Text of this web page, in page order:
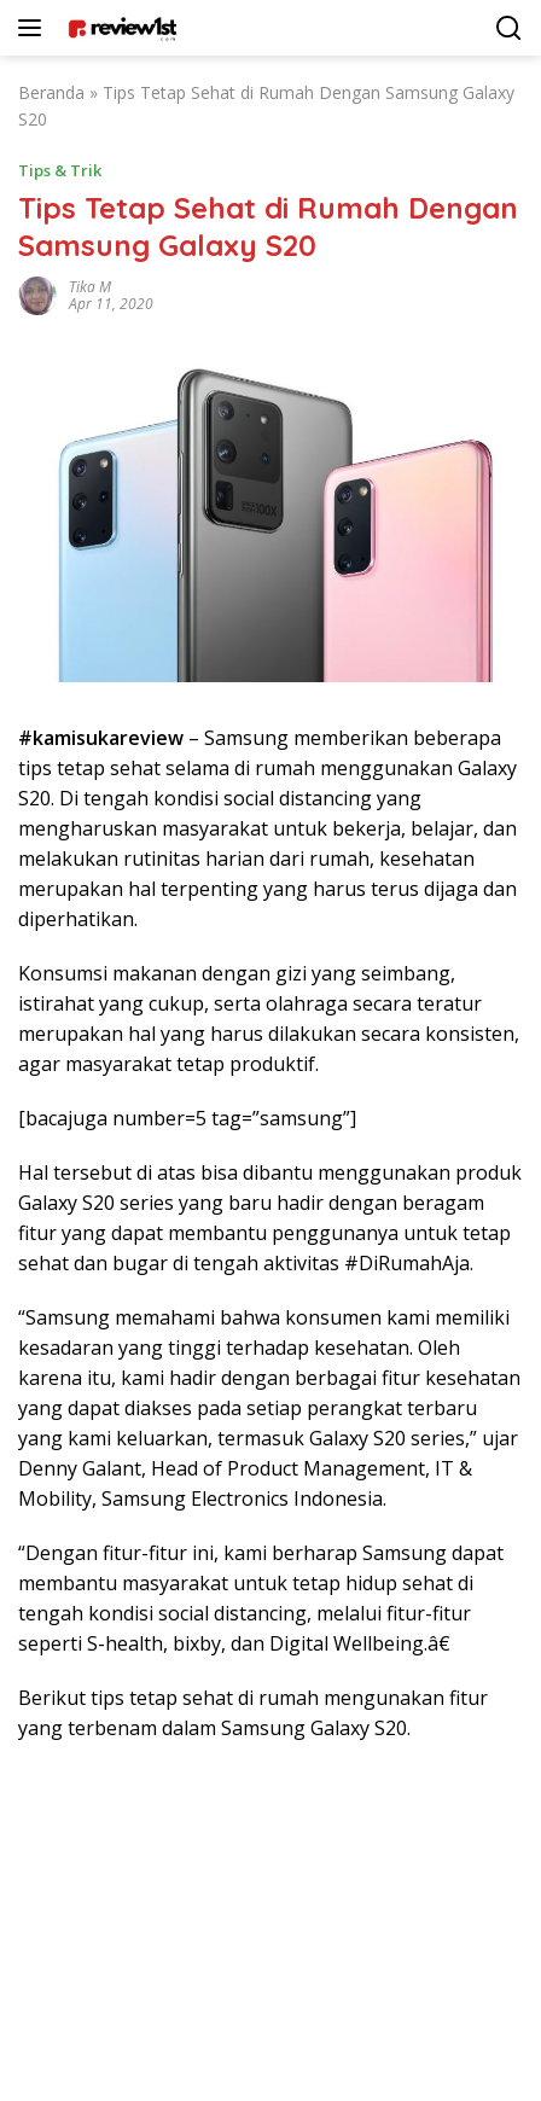
Beranda » Tips Tetap Sehat di Rumah Dengan Samsung Galaxy
S20
Tips & Trik
Tips Tetap Sehat di Rumah Dengan
Samsung Galaxy S20
Tika M
Apr 11, 2020
#kamisukareview – Samsung memberikan beberapa
tips tetap sehat selama di rumah menggunakan Galaxy
S20. Di tengah kondisi social distancing yang
mengharuskan masyarakat untuk bekerja, belajar, dan
melakukan rutinitas harian dari rumah, kesehatan
merupakan hal terpenting yang harus terus dijaga dan
diperhatikan.
Konsumsi makanan dengan gizi yang seimbang,
istirahat yang cukup, serta olahraga secara teratur
merupakan hal yang harus dilakukan secara konsisten,
agar masyarakat tetap produktif.
[bacajuga number=5 tag=”samsung”]
Hal tersebut di atas bisa dibantu menggunakan produk
Galaxy S20 series yang baru hadir dengan beragam
fitur yang dapat membantu penggunanya untuk tetap
sehat dan bugar di tengah aktivitas #DiRumahAja.
“Samsung memahami bahwa konsumen kami memiliki
kesadaran yang tinggi terhadap kesehatan. Oleh
karena itu, kami hadir dengan berbagai fitur kesehatan
yang dapat diakses pada setiap perangkat terbaru
yang kami keluarkan, termasuk Galaxy S20 series,” ujar
Denny Galant, Head of Product Management, IT &
Mobility, Samsung Electronics Indonesia.
“Dengan fitur-fitur ini, kami berharap Samsung dapat
membantu masyarakat untuk tetap hidup sehat di
tengah kondisi social distancing, melalui fitur-fitur
seperti S-health, bixby, dan Digital Wellbeing.â€
Berikut tips tetap sehat di rumah mengunakan fitur
yang terbenam dalam Samsung Galaxy S20.